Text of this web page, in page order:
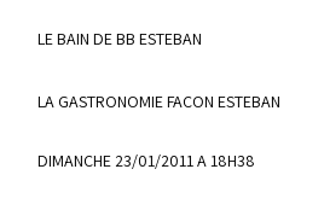
LE BAIN DE BB ESTEBAN
LA GASTRONOMIE FACON ESTEBAN
DIMANCHE 23/01/2011 A 18H38